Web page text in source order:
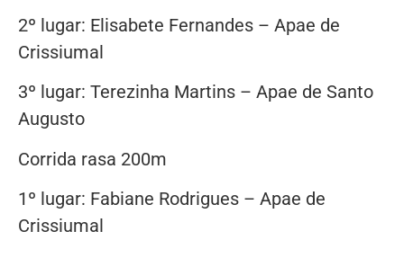
2º lugar: Elisabete Fernandes – Apae de
Crissiumal
3º lugar: Terezinha Martins – Apae de Santo
Augusto
Corrida rasa 200m
1º lugar: Fabiane Rodrigues – Apae de
Crissiumal